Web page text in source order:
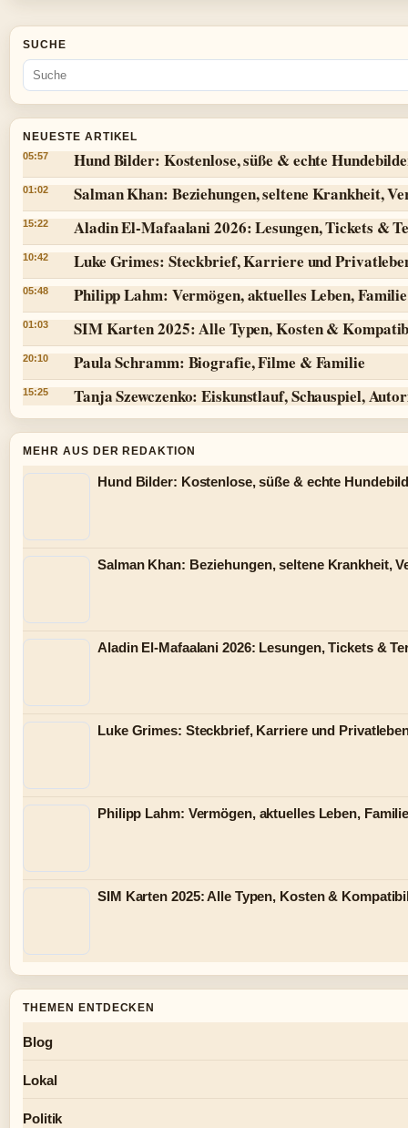
SUCHE
NEUESTE ARTIKEL
05:57 Hund Bilder: Kostenlose, süße & echte
01:02 Salman Khan: Beziehungen, seltene Krankheit,
15:22 Aladin El-Mafaalani 2026: Lesungen, Tickets &
10:42 Luke Grimes: Steckbrief, Karriere und
05:48 Philipp Lahm: Vermögen, aktuelles Leben,
01:03 SIM Karten 2025: Alle Typen, Kosten &
20:10 Paula Schramm: Biografie, Filme & Familie
15:25 Tanja Szewczenko: Eiskunstlauf, Schauspiel,
MEHR AUS DER REDAKTION
Hund Bilder: Kostenlose, süße & echte
Salman Khan: Beziehungen, seltene Krankheit,
Aladin El-Mafaalani 2026: Lesungen, Tickets &
Luke Grimes: Steckbrief, Karriere und
Philipp Lahm: Vermögen, aktuelles Leben,
SIM Karten 2025: Alle Typen, Kosten &
THEMEN ENTDECKEN
Blog
Lokal
Politik